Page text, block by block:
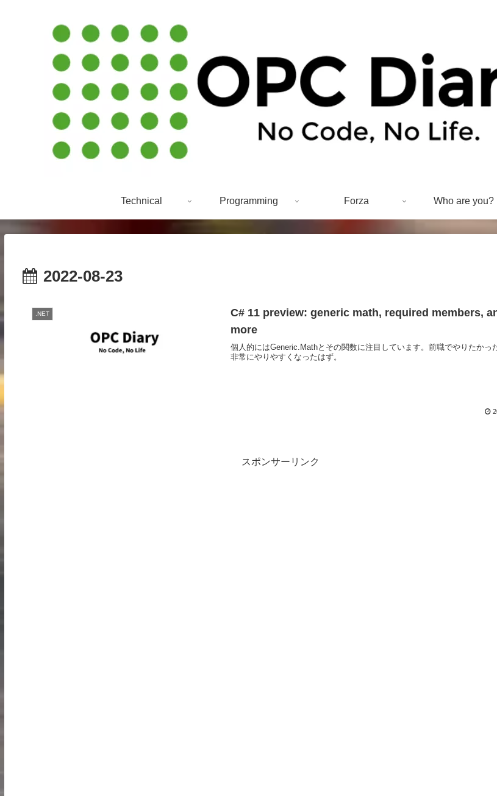
Technical Programming Forza Who are you?
2022-08-23
.NET
C# 11 preview: generic math, required members,
more
個人的にはGeneric.Mathとその関数に注目しています。前職でやりたかっ
非常にやりやすくなったはず。
スポンサーリンク